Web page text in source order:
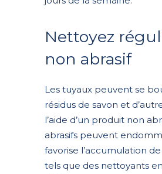
Nettoyez
non abrasif
Les tuyaux peuvent se
résidus de savon et
l’aide d’un produit non
abrasifs peuvent
favorise l’accumulation
tels que des nettoyants